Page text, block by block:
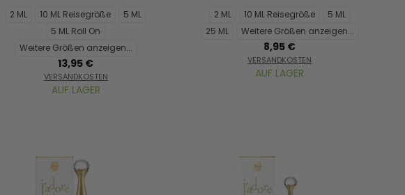
2 ML 10 ML Reisegröße
5 ML
5 ML Roll On
Weitere Größen anzeigen...
13,95 €
VERSANDKOSTEN
AUF LAGER
2 ML 10 ML Reisegröße
5 ML
25 ML
Weitere Größen anzeigen...
8,95 €
VERSANDKOSTEN
AUF LAGER